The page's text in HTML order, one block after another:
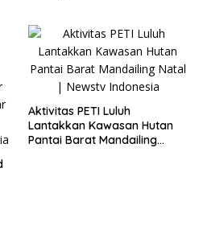
Aktivitas PETI Luluh
Lantakkan Kawasan Hutan
Pantai Barat Mandailing